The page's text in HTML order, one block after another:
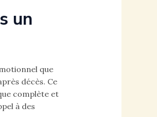
un
que
décès. Ce
complète et
à des